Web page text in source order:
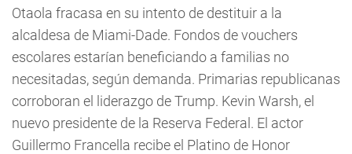
Otaola fracasa en su intento de destituir a la
alcaldesa de Miami-Dade. Fondos de vouchers
escolares estarían beneficiando a familias no
necesitadas, según demanda. Primarias republicanas
corroboran el liderazgo de Trump. Kevin Warsh, el
nuevo presidente de la Reserva Federal. El actor
Guillermo Francella recibe el Platino de Honor